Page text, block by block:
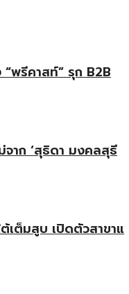
“พรีคาสท์” รุก B2B
จาก ‘สุธิดา มงคลสุธี
เต็มสูบ เปิดตัวสาขาแ